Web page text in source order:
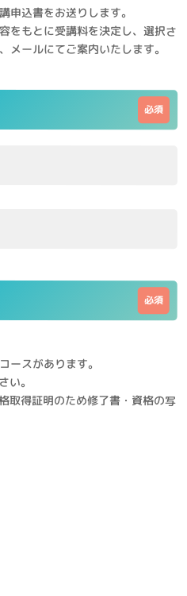
込書をお送りします。
をもとに受講料を決定し、選択さ
メールにてご案内いたします。
スがあります。
い。
取得証明のため修了書・資格の写